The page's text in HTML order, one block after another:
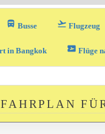
directions_bus_filled Busse flight_takeoff Flugzeug
in Bangkok airplane_ticket Flüge